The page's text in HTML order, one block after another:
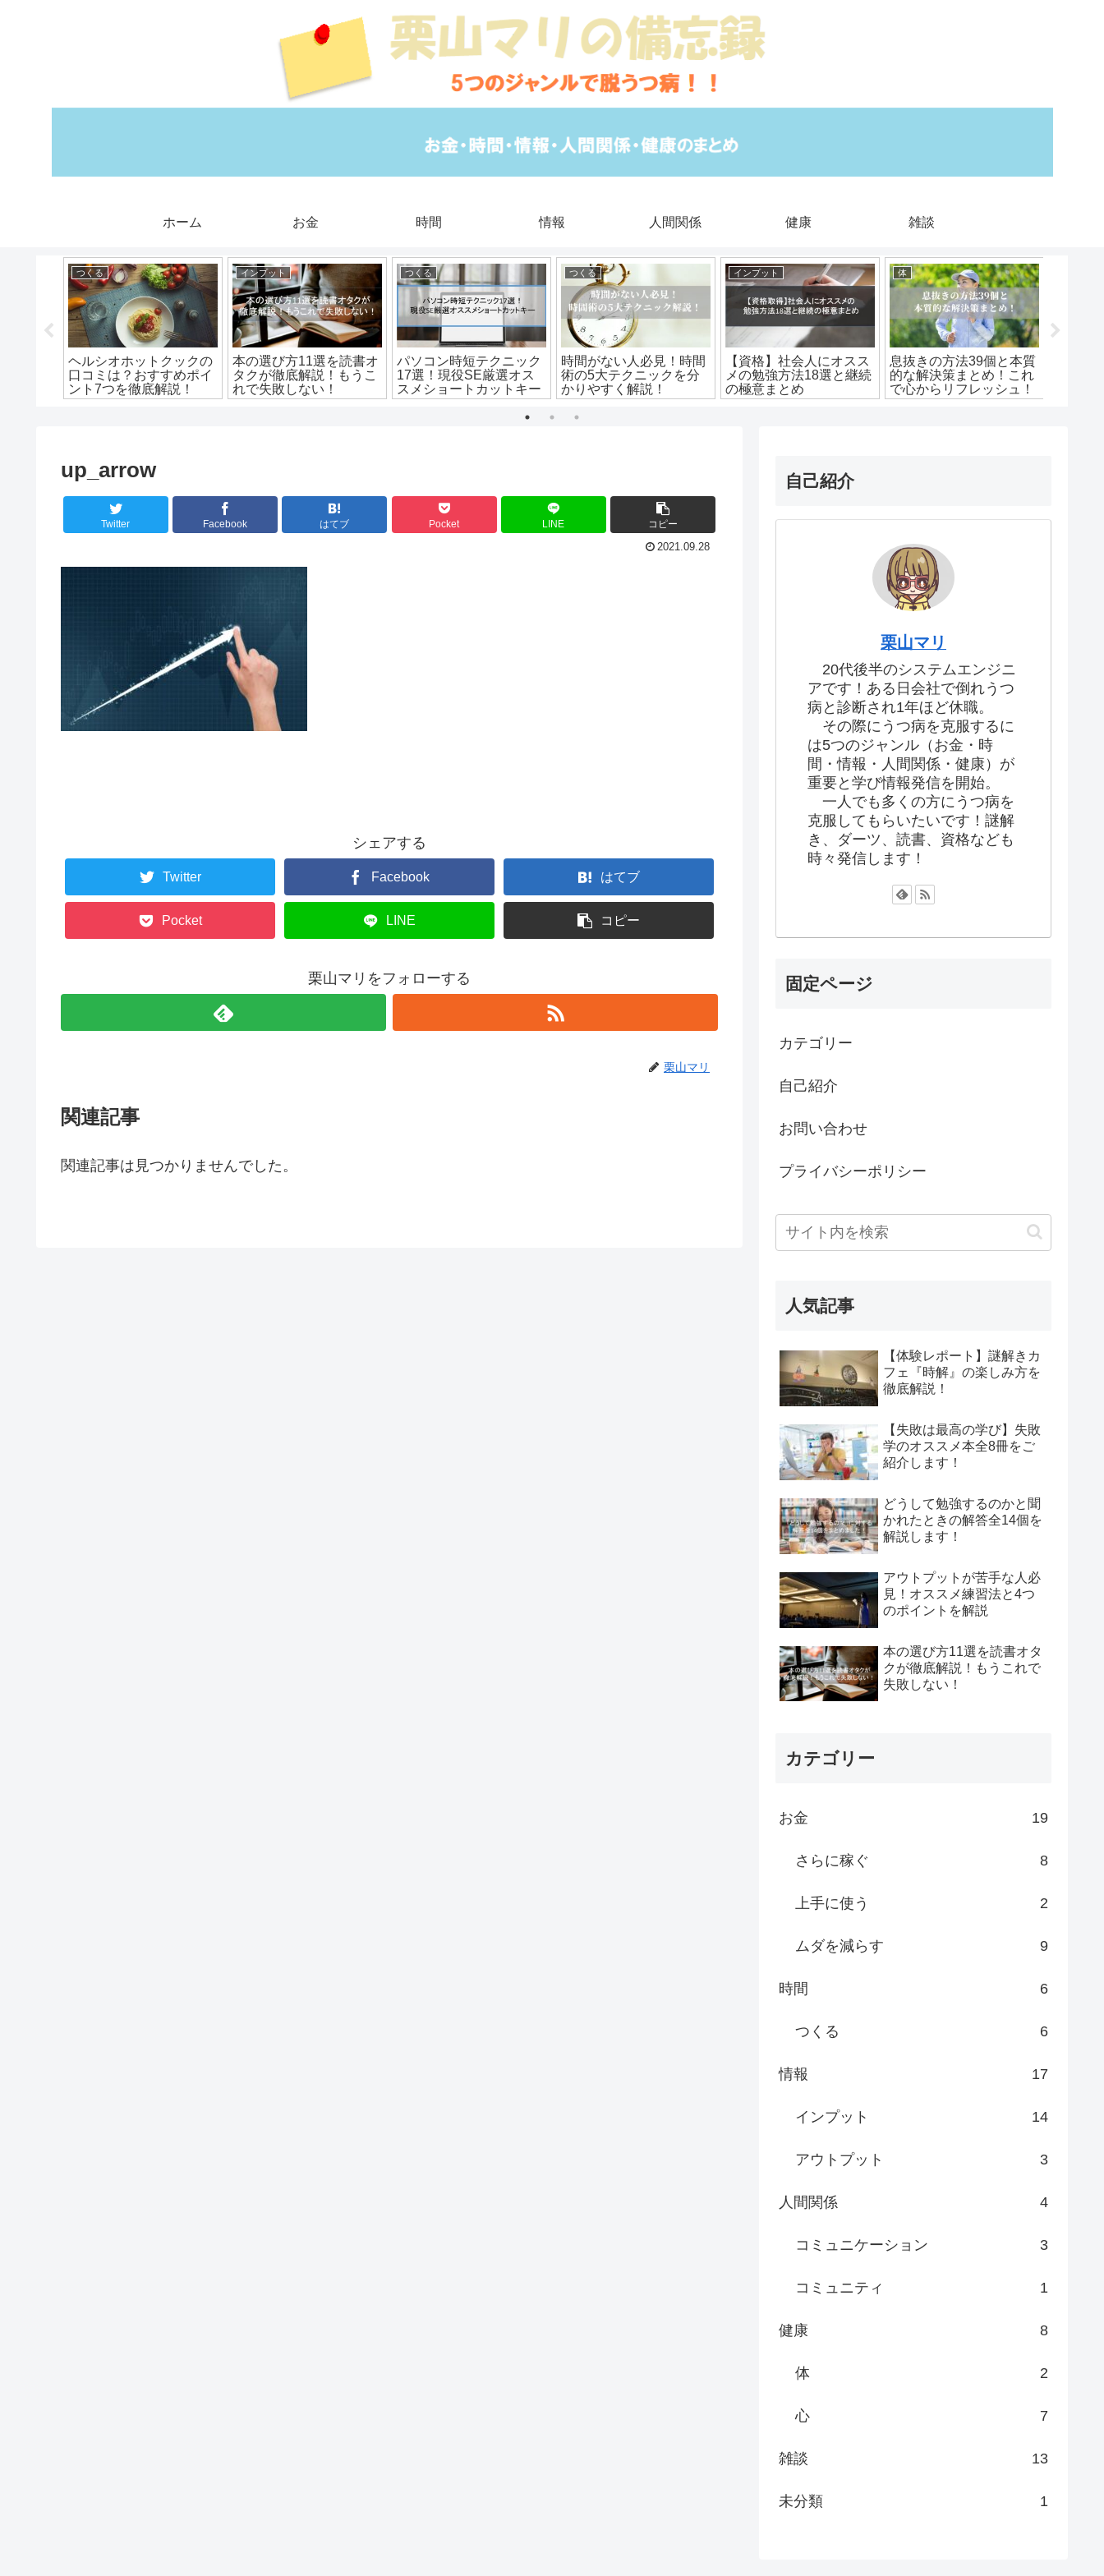
ホーム お金 時間 情報 人間関係 健康 雑談
つくる
ヘルシオホットクックの
口コミは？おすすめポイ
ント7つを徹底解説！
インプット
本の選び方11選を読書オ
タクが徹底解説！もうこ
れで失敗しない！
つくる
パソコン時短テクニック
17選！現役SE厳選オス
スメショートカットキー
つくる
時間がない人必見！時間
術の5大テクニックを分
かりやすく解説！
インプット
【資格】社会人にオスス
メの勉強方法18選と継続
の極意まとめ
体
息抜きの方法39個と本質
的な解決策まとめ！これ
で心からリフレッシュ！
up_arrow
Twitter Facebook はてブ Pocket LINE コピー
2021.09.28
シェアする
Twitter Facebook はてブ
Pocket LINE コピー
栗山マリをフォローする
栗山マリ
関連記事
関連記事は見つかりませんでした。
自己紹介
栗山マリ
20代後半のシステムエンジニ
アです！ある日会社で倒れうつ
病と診断され1年ほど休職。
その際にうつ病を克服するに
は5つのジャンル（お金・時
間・情報・人間関係・健康）が
重要と学び情報発信を開始。
一人でも多くの方にうつ病を
克服してもらいたいです！謎解
き、ダーツ、読書、資格なども
時々発信します！
固定ページ
カテゴリー
自己紹介
お問い合わせ
プライバシーポリシー
人気記事
【体験レポート】謎解きカ
フェ『時解』の楽しみ方を
徹底解説！
【失敗は最高の学び】失敗
学のオススメ本全8冊をご
紹介します！
どうして勉強するのかと聞
かれたときの解答全14個を
解説します！
アウトプットが苦手な人必
見！オススメ練習法と4つ
のポイントを解説
本の選び方11選を読書オタ
クが徹底解説！もうこれで
失敗しない！
カテゴリー
お金 19
さらに稼ぐ 8
上手に使う 2
ムダを減らす 9
時間 6
つくる 6
情報 17
インプット 14
アウトプット 3
人間関係 4
コミュニケーション 3
コミュニティ 1
健康 8
体 2
心 7
雑談 13
未分類 1